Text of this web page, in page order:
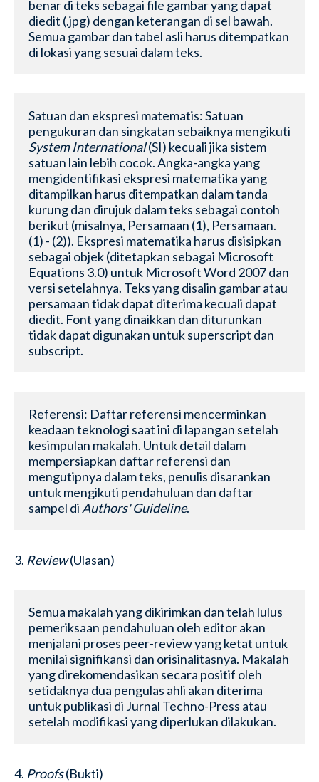
benar di teks sebagai file gambar yang dapat
diedit (.jpg) dengan keterangan di sel bawah.
Semua gambar dan tabel asli harus ditempatkan
di lokasi yang sesuai dalam teks.
Satuan dan ekspresi matematis: Satuan
System International (SI) kecuali jika sistem
satuan lain lebih cocok. Angka-angka yang
mengidentifikasi ekspresi matematika yang
ditampilkan harus ditempatkan dalam tanda
kurung dan dirujuk dalam teks sebagai contoh
berikut (misalnya, Persamaan (1), Persamaan.
(1) - (2)). Ekspresi matematika harus disisipkan
sebagai objek (ditetapkan sebagai Microsoft
Equations 3.0) untuk Microsoft Word 2007 dan
versi setelahnya. Teks yang disalin gambar atau
persamaan tidak dapat diterima kecuali dapat
diedit. Font yang dinaikkan dan diturunkan
tidak dapat digunakan untuk superscript dan
subscript.
Referensi: Daftar referensi mencerminkan
keadaan teknologi saat ini di lapangan setelah
kesimpulan makalah. Untuk detail dalam
mempersiapkan daftar referensi dan
mengutipnya dalam teks, penulis disarankan
untuk mengikuti pendahuluan dan daftar
sampel di Authors' Guideline.
3. Review(Ulasan)
Semua makalah yang dikirimkan dan telah lulus
pemeriksaan pendahuluan oleh editor akan
menjalani proses peer-review yang ketat untuk
menilai signifikansi dan orisinalitasnya. Makalah
yang direkomendasikan secara positif oleh
setidaknya dua pengulas ahli akan diterima
untuk publikasi di Jurnal Techno-Press atau
setelah modifikasi yang diperlukan dilakukan.
4. Proofs(Bukti)